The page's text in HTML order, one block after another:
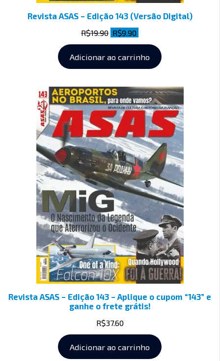
Revista ASAS – Edição 143 (Versão Digital)
R$19.90 R$9.90
Adicionar ao carrinho
Revista ASAS – Edição 143 – Aplique o cupom “143” e
ganhe o frete grátis!
R$37.60
Adicionar ao carrinho